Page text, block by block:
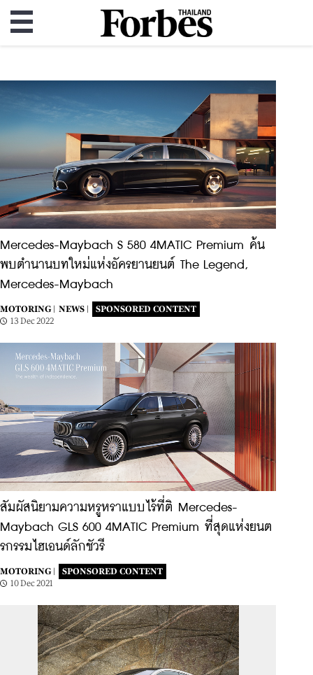
Mercedes-Maybach S 580 4MATIC Premium ค้น
พบตำนานบทใหม่แห่งอัครยานยนต์ The Legend,
Mercedes-Maybach
MOTORING | NEWS |
SPONSORED CONTENT
13 Dec 2022
สัมผัสนิยามความหรูหราแบบไร้ที่ติ Mercedes-
Maybach GLS 600 4MATIC Premium ที่สุดแห่งยนต
รกรรมไฮเอนด์ลักชัวรี
MOTORING |
SPONSORED CONTENT
10 Dec 2021